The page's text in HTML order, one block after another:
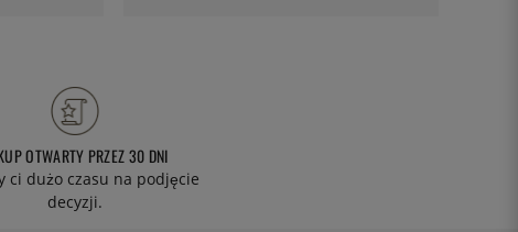
OTWARTY PRZEZ 30 DNI
ci dużo czasu na podjęcie
decyzji.